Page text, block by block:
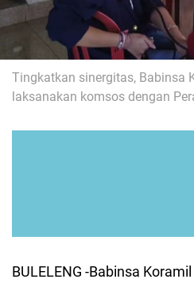
Tingkatkan sinergitas, Babinsa
laksanakan komsos dengan
BULELENG -Babinsa